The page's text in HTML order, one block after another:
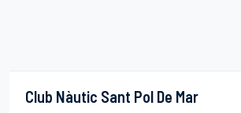
Club Nàutic Sant Pol De Mar